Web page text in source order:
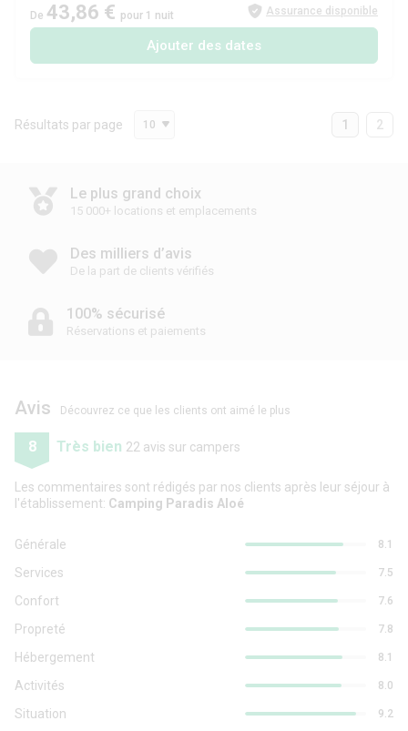
De 43,86 € pour 1 nuit Assurance disponible
Ajouter des dates
Résultats par page 10 1 2
Le plus grand choix
15 000+ locations et emplacements
Des milliers d’avis
De la part de clients vérifiés
100% sécurisé
Réservations et paiements
Avis Découvrez ce que les clients ont aimé le plus
8 Très bien 22 avis sur campers
Les commentaires sont rédigés par nos clients après leur séjour à
l'établissement: Camping Paradis Aloé
Générale 8.1
Services 7.5
Confort 7.6
Propreté 7.8
Hébergement 8.1
Activités 8.0
Situation 9.2